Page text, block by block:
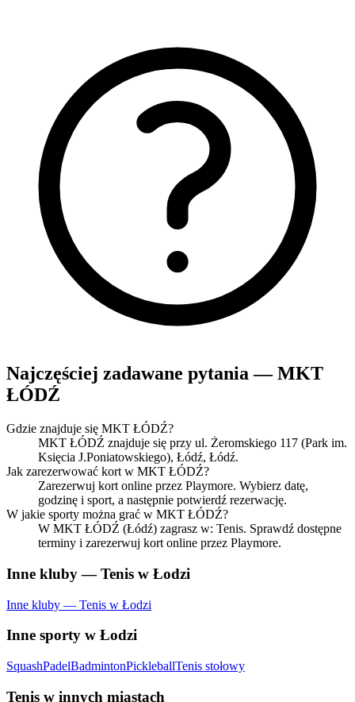
Najczęściej zadawane pytania — MKT
ŁÓDŹ
Gdzie znajduje się MKT ŁÓDŹ?
MKT ŁÓDŹ znajduje się przy ul. Żeromskiego 117 (Park im.
Księcia J.Poniatowskiego), Łódź, Łódź.
Jak zarezerwować kort w MKT ŁÓDŹ?
Zarezerwuj kort online przez Playmore. Wybierz datę,
godzinę i sport, a następnie potwierdź rezerwację.
W jakie sporty można grać w MKT ŁÓDŹ?
W MKT ŁÓDŹ (Łódź) zagrasz w: Tenis. Sprawdź dostępne
terminy i zarezerwuj kort online przez Playmore.
Inne kluby — Tenis w Łodzi
Inne kluby — Tenis w Łodzi
Inne sporty w Łodzi
SquashPadelBadmintonPickleballTenis stołowy
Tenis w innych miastach